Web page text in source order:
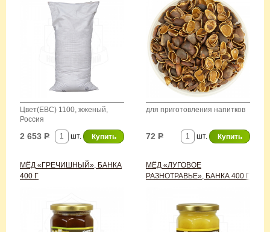
Цвет(EBC) 1100, жженый,
Россия
шт.
2 653 Р
для приготовления напитков
шт.
72 Р
МЁД «ГРЕЧИШНЫЙ», БАНКА
400 Г
МЁД «ЛУГОВОЕ
РАЗНОТРАВЬЕ», БАНКА 400 Г